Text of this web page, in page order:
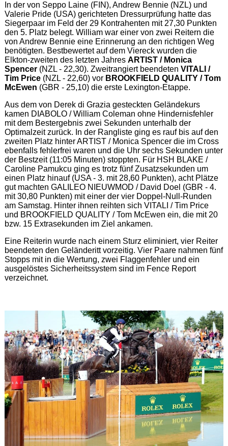
In der von Seppo Laine (FIN), Andrew Bennie (NZL) und
Valerie Pride (USA) gerichteten Dressurprüfung hatte das
Siegerpaar im Feld der 29 Kontrahenten mit 27,30 Punkten
den 5. Platz belegt. William war einer von zwei Reitern die
von Andrew Bennie eine Erinnerung an den richtigen Weg
benötigten. Bestbewertet auf dem Viereck wurden die
Elkton-zweiten des letzten Jahres ARTIST / Monica
Spencer(NZL - 22,30). Zweitrangiert beendeten VITALI /
Tim Price(NZL - 22,60) vor BROOKFIELD QUALITY / Tom
McEwen (GBR - 25,10) die erste Lexington-Etappe.
Aus dem von Derek di Grazia gesteckten Geländekurs
kamen DIABOLO / William Coleman ohne Hindernisfehler
mit dem Bestergebnis zwei Sekunden unterhalb der
Optimalzeit zurück. In der Rangliste ging es rauf bis auf den
zweiten Platz hinter ARTIST / Monica Spencer die im Cross
ebenfalls fehlerfrei waren und die Uhr sechs Sekunden unter
der Bestzeit (11:05 Minuten) stoppten. Für HSH BLAKE /
Caroline Pamukcu ging es trotz fünf Zusatzsekunden um
einen Platz hinauf (USA - 3. mit 28,60 Punkten), acht Plätze
gut machten GALILEO NIEUWMOD / David Doel (GBR - 4.
mit 30,80 Punkten) mit einer der vier Doppel-Null-Runden
am Samstag. Hinter ihnen reihten sich VITALI / Tim Price
und BROOKFIELD QUALITY / Tom McEwen ein, die mit 20
bzw. 15 Extrasekunden im Ziel ankamen.
Eine Reiterin wurde nach einem Sturz eliminiert, vier Reiter
beendeten den Geländeritt vorzeitig. Vier Paare nahmen fünf
Stopps mit in die Wertung, zwei Flaggenfehler und ein
ausgelöstes Sicherheitssystem sind im Fence Report
verzeichnet.